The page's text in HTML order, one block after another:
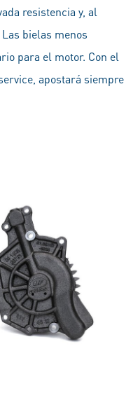
resistencia y, al
bielas menos
para el motor. Con el
apostará siempre